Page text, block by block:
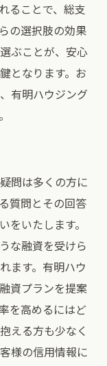
ることで、総支
の選択肢の効果
ぶことが、安心
となります。お
有明ハウジング
問は多くの方に
質問とその回答
をいたします。
な融資を受けら
ます。有明ハウ
資プランを提案
を高めるにはど
える方も少なく
様の信用情報に